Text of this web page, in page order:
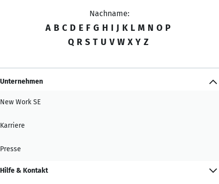
Nachname:
A B C D E F G H I J K L M N O P
Q R S T U V W X Y Z
Unternehmen
New Work SE
Karriere
Presse
Hilfe & Kontakt